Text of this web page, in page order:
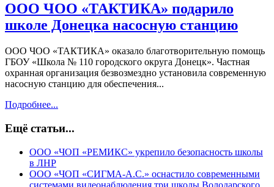
ООО ЧОО «ТАКТИКА» подарило
школе Донецка насосную станцию
ООО ЧОО «ТАКТИКА» оказало благотворительную помощь
ГБОУ «Школа № 110 городского округа Донецк». Частная
охранная организация безвозмездно установила современную
насосную станцию для обеспечения...
Подробнее...
Ещё статьи...
ООО «ЧОП «РЕМИКС» укрепило безопасность школы
в ЛНР
ООО «ЧОП «СИГМА-А.С.» оснастило современными
системами видеонаблюдения три школы Володарского